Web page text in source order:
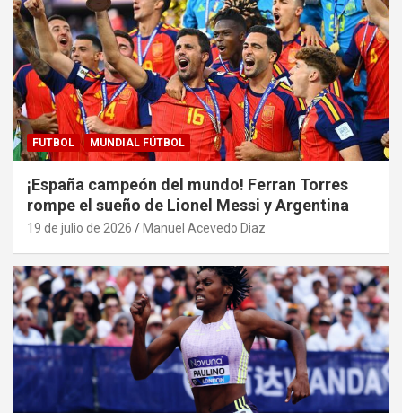
FUTBOL MUNDIAL FÚTBOL
¡España campeón del mundo! Ferran Torres
rompe el sueño de Lionel Messi y Argentina
19 de julio de 2026 Manuel Acevedo Diaz